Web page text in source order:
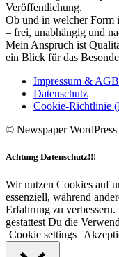
Veröffentlichung.
Ob und in welcher Form
– frei, unabhängig und
Mein Anspruch ist
ein Blick für das
Impressum & AGB
Datenschutz
Cookie-Richtlinie
© Newspaper
Achtung Datenschutz!!!
Wir nutzen Cookies auf
essenziell, während
Erfahrung zu
gestattest Du die
Cookie settings